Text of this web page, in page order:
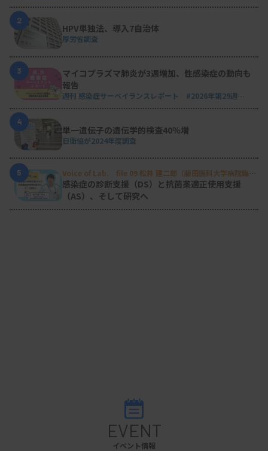
2
HPV単独法、導入7自治体
厚労省調査
3
マイコプラズマ肺炎が3週増加、性感染症の動向も
報告
週刊 感染症サーベイランスレポート #2026年第29週
4
単一遺伝子の遺伝学的検査40％増
日衛協が2024年度調査
5
Voice of Lab. file 09 松井 建二郎（藤田医科大学病院臨床
検査部微生物遺伝子検査室）
感染症の診断支援（DS）と抗菌薬適正使用支援
（AS）、そして研究へ
EVENT
イベント情報